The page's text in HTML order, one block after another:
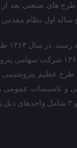
های صنعتی بعد از
ساله اول نظام
عظیم